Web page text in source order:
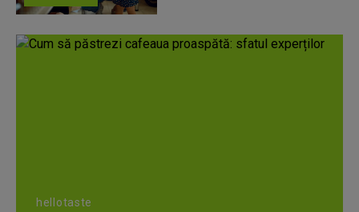
hellotaste